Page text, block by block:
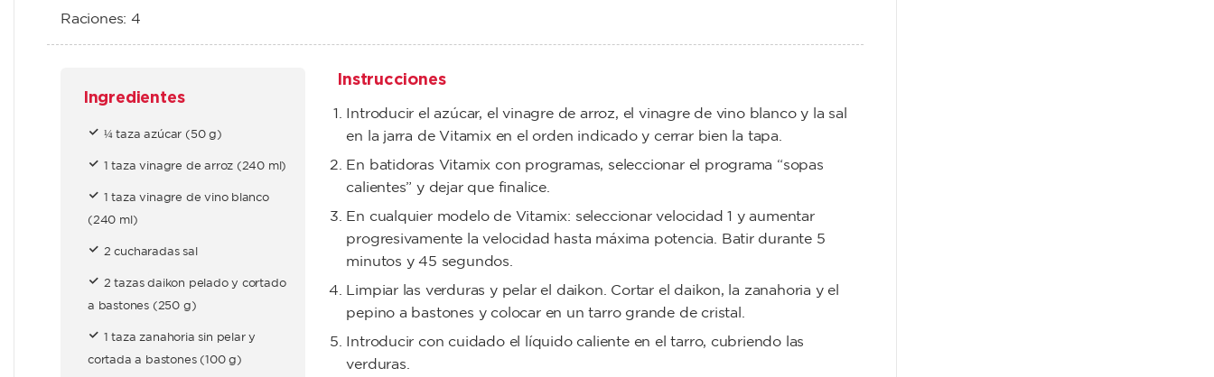
Raciones: 4
Ingredientes
¼ taza azúcar (50 g)
1 taza vinagre de arroz (240 ml)
1 taza vinagre de vino blanco
(240 ml)
2 cucharadas sal
2 tazas daikon pelado y cortado
a bastones (250 g)
1 taza zanahoria sin pelar y
cortada a bastones (100 g)
Instrucciones
Introducir el azúcar, el vinagre de arroz, el vinagre de vino blanco y la sal
en la jarra de Vitamix en el orden indicado y cerrar bien la tapa.
En batidoras Vitamix con programas, seleccionar el programa “sopas
calientes” y dejar que finalice.
En cualquier modelo de Vitamix: seleccionar velocidad 1 y aumentar
progresivamente la velocidad hasta máxima potencia. Batir durante 5
minutos y 45 segundos.
Limpiar las verduras y pelar el daikon. Cortar el daikon, la zanahoria y el
pepino a bastones y colocar en un tarro grande de cristal.
Introducir con cuidado el líquido caliente en el tarro, cubriendo las
verduras.